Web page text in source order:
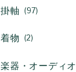
掛軸 97
着物 2
楽器・オーディオ